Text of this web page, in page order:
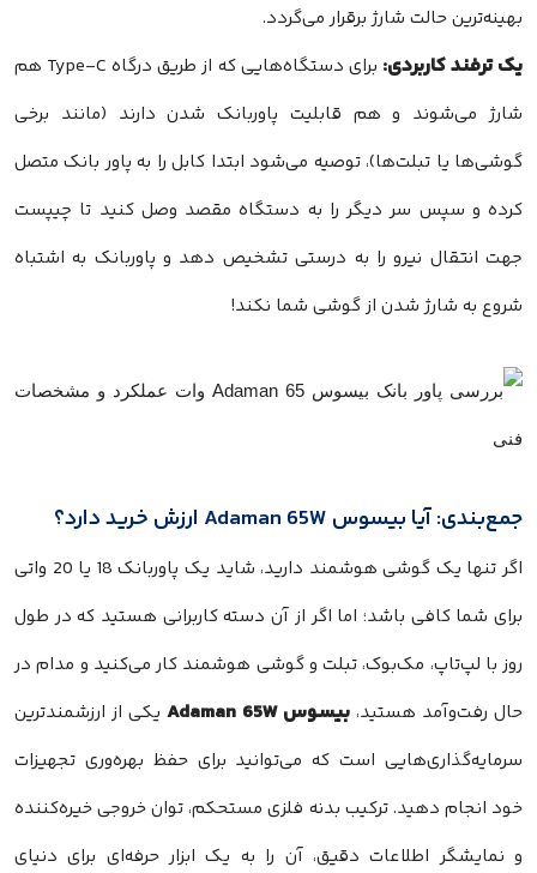
بهینه‌ترین حالت شارژ برقرار می‌گردد.
یک ترفند کاربردی:
برای دستگاه‌هایی که از طریق درگاه Type-C هم
شارژ می‌شوند و هم قابلیت پاوربانک شدن دارند (مانند برخی
گوشی‌ها یا تبلت‌ها)، توصیه می‌شود ابتدا کابل را به پاور بانک متصل
کرده و سپس سر دیگر را به دستگاه مقصد وصل کنید تا چیپست
جهت انتقال نیرو را به درستی تشخیص دهد و پاوربانک به اشتباه
شروع به شارژ شدن از گوشی شما نکند!
جمع‌بندی: آیا بیسوس Adaman 65W ارزش خرید دارد؟
اگر تنها یک گوشی هوشمند دارید، شاید یک پاوربانک 18 یا 20 واتی
برای شما کافی باشد؛ اما اگر از آن دسته کاربرانی هستید که در طول
روز با لپ‌تاپ، مک‌بوک، تبلت و گوشی هوشمند کار می‌کنید و مدام در
حال رفت‌و‌آمد هستید، بیسوس Adaman 65W
یکی از ارزشمندترین
سرمایه‌گذاری‌هایی است که می‌توانید برای حفظ بهره‌وری تجهیزات
خود انجام دهید. ترکیب بدنه فلزی مستحکم، توان خروجی خیره‌کننده
و نمایشگر اطلاعات دقیق، آن را به یک ابزار حرفه‌ای برای دنیای